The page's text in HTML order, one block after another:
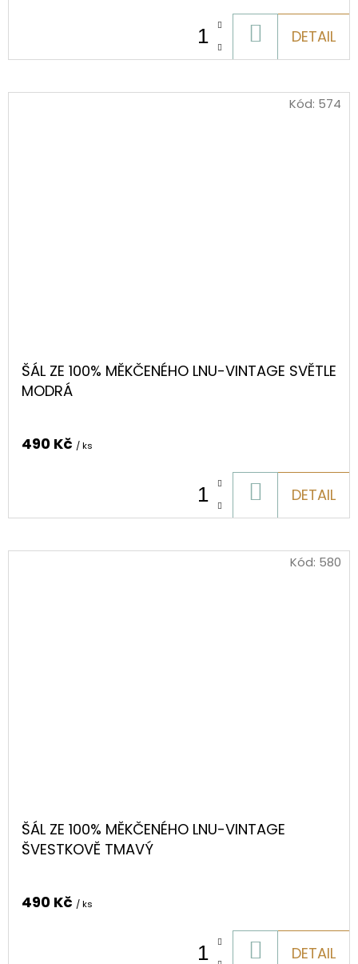
KOŠÍKU
DETAIL
ŠÁL ZE 100% MĚKČENÉHO LNU-VINTAGE SVĚTLE
MODRÁ
490 Kč / ks
KOŠÍKU
DETAIL
Kód: 574
ŠÁL ZE 100% MĚKČENÉHO LNU-VINTAGE
ŠVESTKOVĚ TMAVÝ
490 Kč / ks
DETAIL
Kód: 580